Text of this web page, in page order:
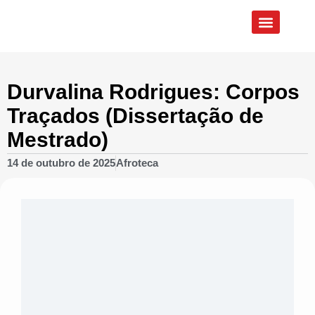
Durvalina Rodrigues: Corpos
Traçados (Dissertação de
Mestrado)
14 de outubro de 2025Afroteca